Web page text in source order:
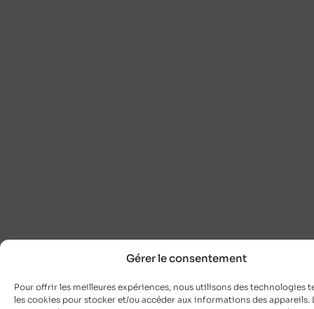
Gérer le consentement
Pour offrir les meilleures expériences, nous utilisons des technologies
les cookies pour stocker et/ou accéder aux informations des appareils.